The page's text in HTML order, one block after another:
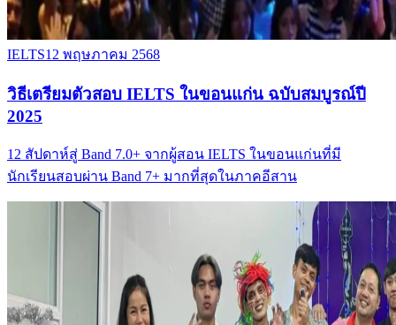
IELTS12 พฤษภาคม 2568
วิธีเตรียมตัวสอบ IELTS ในขอนแก่น ฉบับสมบูรณ์ปี
2025
12 สัปดาห์สู่ Band 7.0+ จากผู้สอน IELTS ในขอนแก่นที่มี
นักเรียนสอบผ่าน Band 7+ มากที่สุดในภาคอีสาน